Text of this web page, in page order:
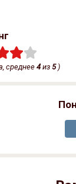
среднее 4 из 5)